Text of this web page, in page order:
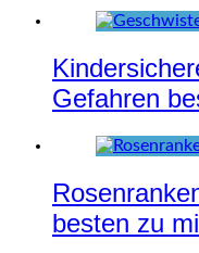
Gefahren
besten zu